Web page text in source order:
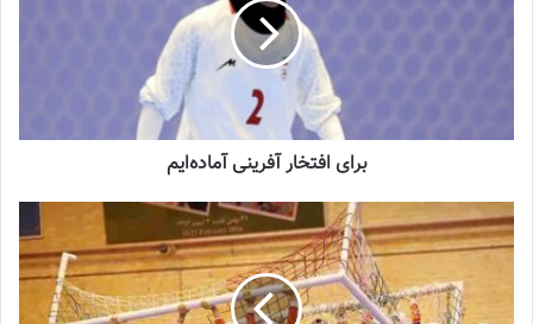
جنجال جدید در سوپرلیگ فوتسال
2022-12-11
لیست تیم ملی فوتسال زنان اعلام شد
سرنوشت عجیب ستاره ایرانی در تورکال
2023-05-12
برای افتخار آفرینی آماده‌ایم